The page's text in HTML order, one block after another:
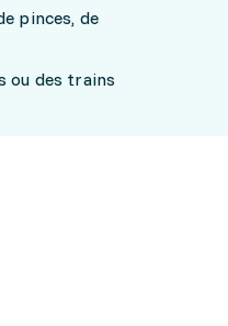
pinces, de
ou des trains